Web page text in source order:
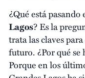
¿Qué está
Lagos? Es la
trata las claves
futuro. ¿Por qué se
Porque en los